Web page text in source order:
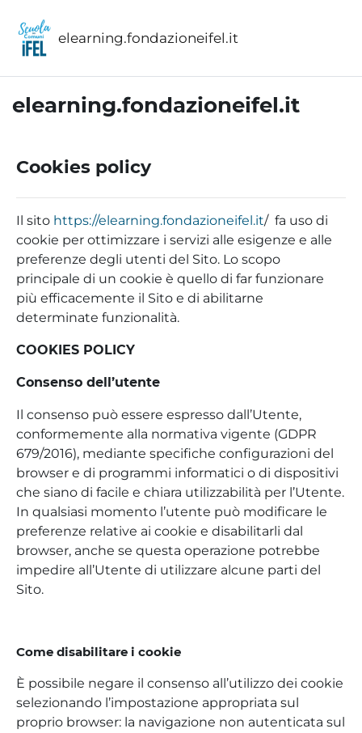
elearning.fondazioneifel.it
elearning.fondazioneifel.it
Cookies policy
Il sito https://elearning.fondazioneifel.it/ fa uso di
cookie per ottimizzare i servizi alle esigenze e alle
preferenze degli utenti del Sito. Lo scopo
principale di un cookie è quello di far funzionare
più efficacemente il Sito e di abilitarne
determinate funzionalità.
COOKIES POLICY
Consenso dell’utente
Il consenso può essere espresso dall’Utente,
conformemente alla normativa vigente (GDPR
679/2016), mediante specifiche configurazioni del
browser e di programmi informatici o di dispositivi
che siano di facile e chiara utilizzabilità per l’Utente.
In qualsiasi momento l’utente può modificare le
preferenze relative ai cookie e disabilitarli dal
browser, anche se questa operazione potrebbe
impedire all’Utente di utilizzare alcune parti del
Sito.
Come disabilitare i cookie
È possibile negare il consenso all’utilizzo dei cookie
selezionando l’impostazione appropriata sul
proprio browser: la navigazione non autenticata sul